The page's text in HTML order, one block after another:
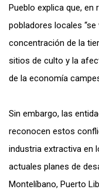
Pueblo explica que,
pobladores locales
concentración de la
sitios de culto y la
de la economía
Sin embargo, las
reconocen estos
industria extractiva en
actuales planes de
Montelíbano, Puerto